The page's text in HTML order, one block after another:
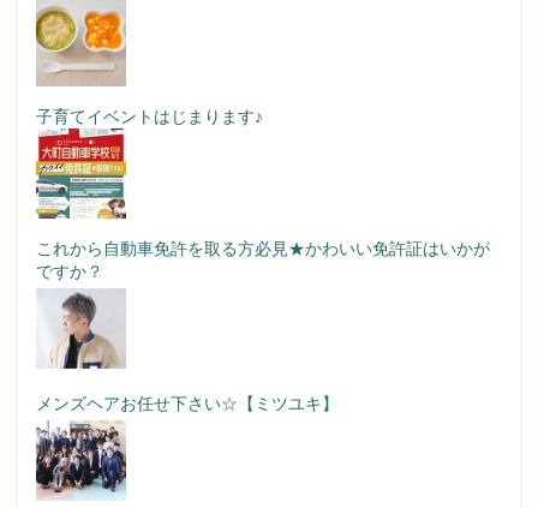
子育てイベントはじまります♪
これから自動車免許を取る方必見★かわいい免許証はいかが
ですか？
メンズヘアお任せ下さい☆【ミツユキ】